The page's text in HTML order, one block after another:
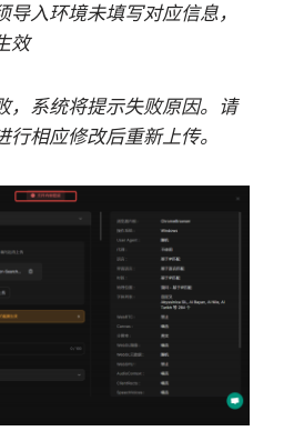
导入环境未填写对应信息，
效
，系统将提示失败原因。请
相应修改后重新上传。